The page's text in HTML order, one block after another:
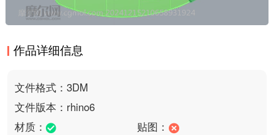
作品详细信息
文件格式：3DM
文件版本：rhino6
材质：
贴图：